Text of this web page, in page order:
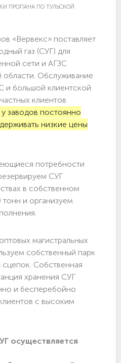
ПРОПАНА ПО ТУЛЬСКОЙ
«Вервекс» поставляет
газ (СУГ) для
сети и АГЗС
области. Обслуживание
и большой клиентской
клиентов
у заводов постоянно
низкие цены
потребности
СУГ
в собственном
и организуем
магистральных
собственный парк
сцепок. Собственная
хранения СУГ
и бесперебойно
с высоким
осуществляется